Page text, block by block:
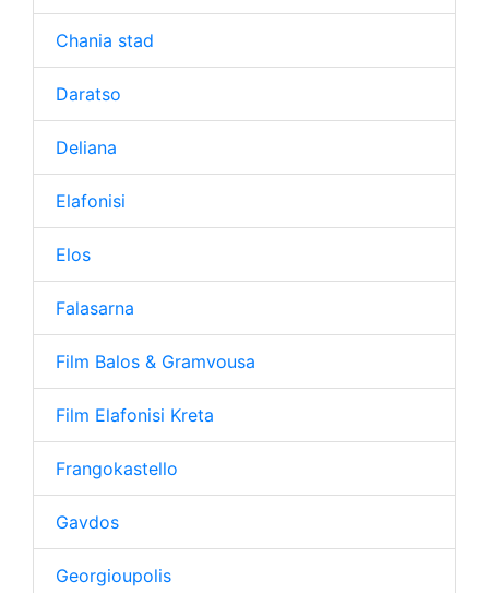
Chania stad
Daratso
Deliana
Elafonisi
Elos
Falasarna
Film Balos & Gramvousa
Film Elafonisi Kreta
Frangokastello
Gavdos
Georgioupolis